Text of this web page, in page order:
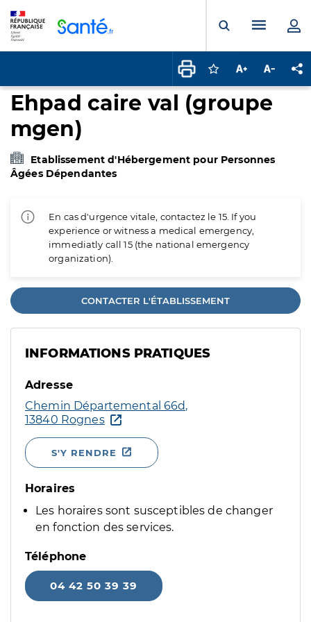
Ouvrir laMenu
Connectez-vous
Augmenter la
Ehpad caire val (groupe
mgen)
Etablissement d'Hébergement pour Personnes
Âgées Dépendantes
En cas d'urgence vitale, contactez le 15. If you
experience or witness a medical emergency,
immediatly call 15 (the national emergency
organization).
CONTACTER L'ÉTABLISSEMENT
INFORMATIONS PRATIQUES
Adresse
Chemin Départemental 66d,
13840 Rognes
S'Y RENDRE
Horaires
Les horaires sont susceptibles de changer
en fonction des services.
Téléphone
04 42 50 39 39